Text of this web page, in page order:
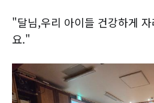
"달님,우리 아이들 건강하게
요."